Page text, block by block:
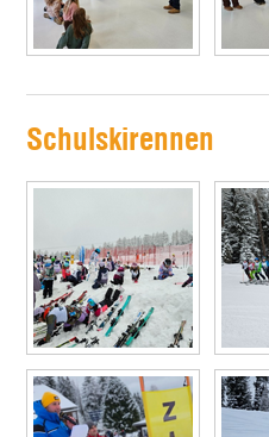
Schulskirennen